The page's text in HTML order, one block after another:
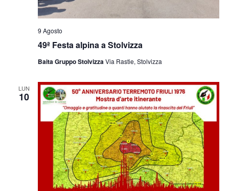
49ª Festa alpina a Stolvizza
9 Agosto
Baita Gruppo StolvizzaVia Rastie, Stolvizza
LUN
10